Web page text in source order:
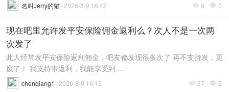
 9  0
名叫Jerry的猫 2026-8-9 16:42
现在吧里允许发平安保险佣金返利么？次人不是一次两
次发了
此人经常发平安保险返利佣金，吧友都发现很多次了 再不支持发，更
废了！ 我支持带返利，我能享受到 ...
 37  2
chenqiang1 2026-8-9 16:15